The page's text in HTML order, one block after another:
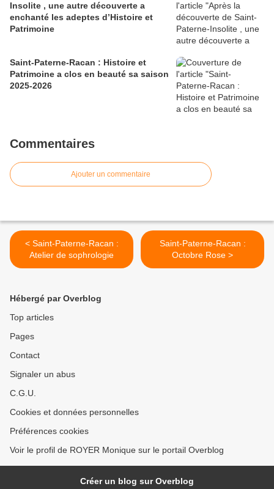
Insolite , une autre découverte a
enchanté les adeptes d’Histoire et
Patrimoine
Saint-Paterne-Racan : Histoire et
Patrimoine a clos en beauté sa saison
2025-2026
Commentaires
Ajouter un commentaire
< Saint-Paterne-Racan :
Atelier de sophrologie
Saint-Paterne-Racan :
Octobre Rose >
Hébergé par Overblog
Top articles
Pages
Contact
Signaler un abus
C.G.U.
Cookies et données personnelles
Préférences cookies
Voir le profil de ROYER Monique sur le portail Overblog
Créer un blog sur Overblog